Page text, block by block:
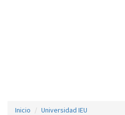
Inicio Universidad IEU